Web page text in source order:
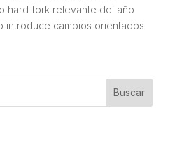
hard fork relevante del año
introduce cambios orientados
Buscar